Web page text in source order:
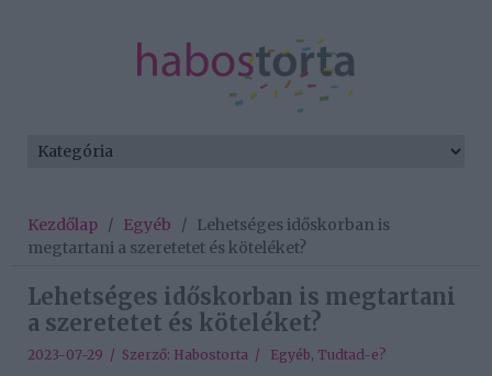
Kezdőlap / Egyéb / Lehetséges időskorban is
megtartani a szeretetet és köteléket?
Lehetséges időskorban is megtartani
a szeretetet és köteléket?
2023-07-29 / Szerző: Habostorta / Egyéb, Tudtad-e?